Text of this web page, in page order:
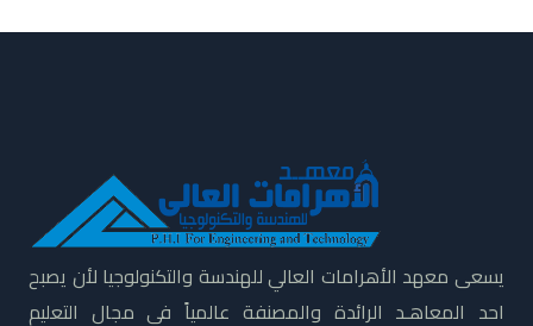
يسعى معهد الأهرامات العالي للهندسة والتكنولوجيا لأن يصبح
احد المعاهـد الرائدة والمصنفة عالمياً فى مجال التعليم